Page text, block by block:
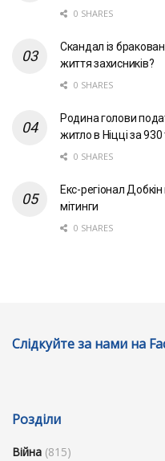
0 SHARES
Скандал із
життя захисників?
0 SHARES
Родина голови
житло в Ніцці за
0 SHARES
Екс-регіонал
мітинги
0 SHARES
Слідкуйте за нами на
Розділи
Війна (815)